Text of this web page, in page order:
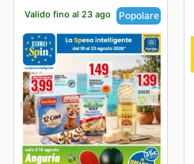
Valido fino al 23 ago Popolare